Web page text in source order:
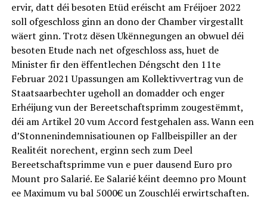
ervir, datt déi besoten Etüd eréischt am Fréijoer 2022
soll ofgeschloss ginn an dono der Chamber virgestallt
wäert ginn. Trotz dësen Ukënnegungen an obwuel déi
besoten Etude nach net ofgeschloss ass, huet de
Minister fir den ëffentlechen Déngscht den 11te
Februar 2021 Upassungen am Kollektivvertrag vun de
Staatsaarbechter ugeholl an domadder och enger
Erhéijung vun der Bereetschaftsprimm zougestëmmt,
déi am Artikel 20 vum Accord festgehalen ass. Wann een
d’Stonnenindemnisatiounen op Fallbeispiller an der
Realitéit norechent, erginn sech zum Deel
Bereetschaftsprimme vun e puer dausend Euro pro
Mount pro Salarié. Ee Salarié kéint deemno pro Mount
ee Maximum vu bal 5000€ un Zouschléi erwirtschaften.